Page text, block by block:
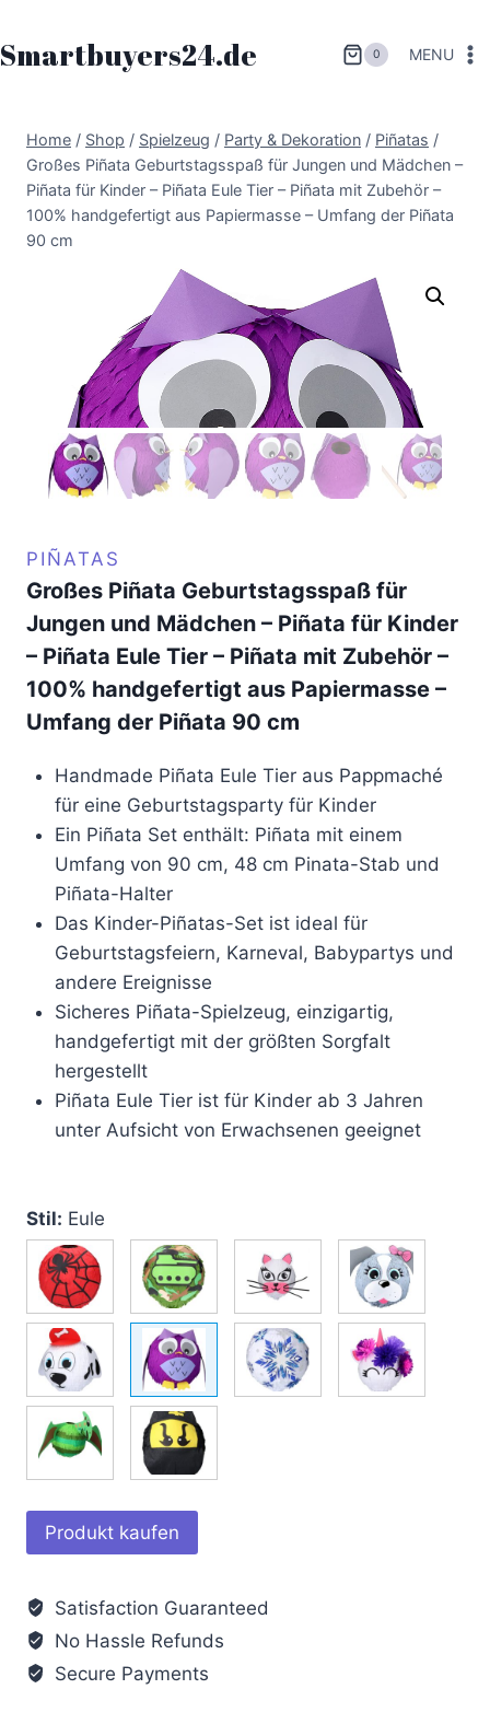
Inhalt
springen
Smartbuyers24.de 0 MENU
Home / Shop / Spielzeug / Party & Dekoration / Piñatas /
Großes Piñata Geburtstagsspaß für Jungen und Mädchen –
Piñata für Kinder – Piñata Eule Tier – Piñata mit Zubehör –
100% handgefertigt aus Papiermasse – Umfang der Piñata
90 cm
PIÑATAS
Großes Piñata Geburtstagsspaß für
Jungen und Mädchen – Piñata für Kinder
– Piñata Eule Tier – Piñata mit Zubehör –
100% handgefertigt aus Papiermasse –
Umfang der Piñata 90 cm
Handmade Piñata Eule Tier aus Pappmaché
für eine Geburtstagsparty für Kinder
Ein Piñata Set enthält: Piñata mit einem
Umfang von 90 cm, 48 cm Pinata-Stab und
Piñata-Halter
Das Kinder-Piñatas-Set ist ideal für
Geburtstagsfeiern, Karneval, Babypartys und
andere Ereignisse
Sicheres Piñata-Spielzeug, einzigartig,
handgefertigt mit der größten Sorgfalt
hergestellt
Piñata Eule Tier ist für Kinder ab 3 Jahren
unter Aufsicht von Erwachsenen geeignet
Stil: Eule
Produkt kaufen
Satisfaction Guaranteed
No Hassle Refunds
Secure Payments